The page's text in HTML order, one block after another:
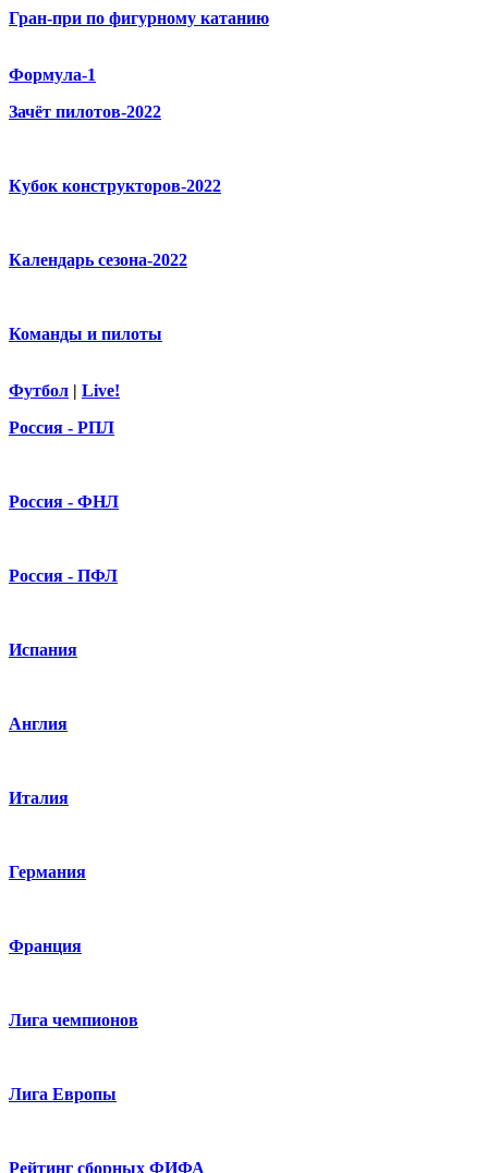
Гран-при по фигурному катанию
Формула-1
Зачёт пилотов-2022
Кубок конструкторов-2022
Календарь сезона-2022
Команды и пилоты
Футбол | Live!
Россия - РПЛ
Россия - ФНЛ
Россия - ПФЛ
Испания
Англия
Италия
Германия
Франция
Лига чемпионов
Лига Европы
Рейтинг сборных ФИФА